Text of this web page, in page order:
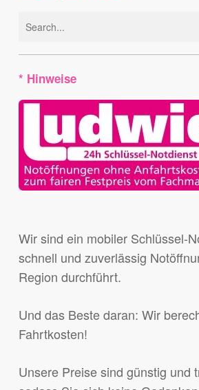
* Hinweise
Wir sind ein mobiler Schlüssel-
schnell und zuverlässig
Region durchführt.
Und das Beste daran: Wir
Fahrtkosten!
Unsere Preise sind günstig und